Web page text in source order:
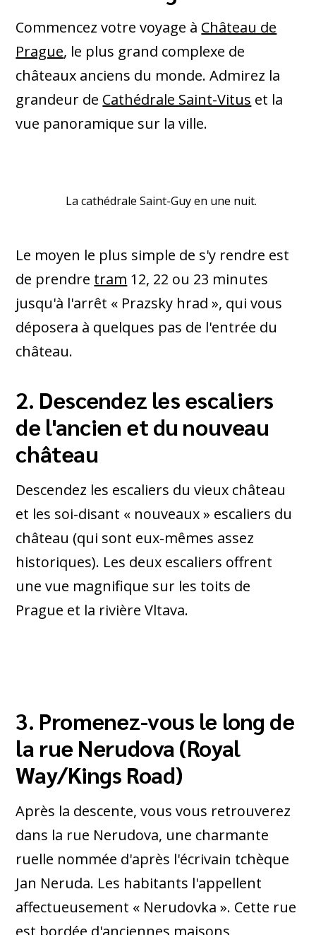
Commencez votre voyage à Château de
Prague, le plus grand complexe de
châteaux anciens du monde. Admirez la
grandeur de Cathédrale Saint-Vitus et la
vue panoramique sur la ville.
La cathédrale Saint-Guy en une nuit.
Le moyen le plus simple de s'y rendre est
de prendre tram 12, 22 ou 23 minutes
jusqu'à l'arrêt « Prazsky hrad », qui vous
déposera à quelques pas de l'entrée du
château.
2. Descendez les escaliers
de l'ancien et du nouveau
château
Descendez les escaliers du vieux château
et les soi-disant « nouveaux » escaliers du
château (qui sont eux-mêmes assez
historiques). Les deux escaliers offrent
une vue magnifique sur les toits de
Prague et la rivière Vltava.
3. Promenez-vous le long de
la rue Nerudova (Royal
Way/Kings Road)
Après la descente, vous vous retrouverez
dans la rue Nerudova, une charmante
ruelle nommée d'après l'écrivain tchèque
Jan Neruda. Les habitants l'appellent
affectueusement « Nerudovka ». Cette rue